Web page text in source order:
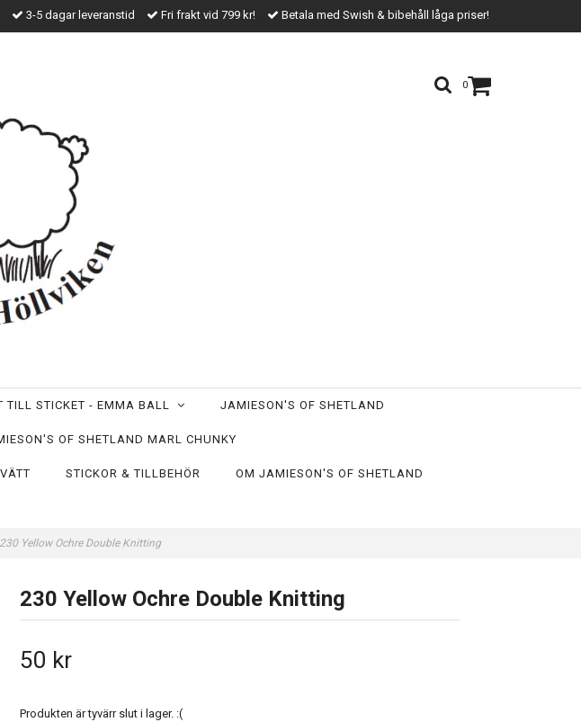
3-5 dagar leveranstid Fri frakt vid 799 kr! Betala med Swish & bibehåll låga priser!
0
TILL STICKET - EMMA BALL JAMIESON'S OF SHETLAND
OF SHETLAND MARL CHUNKY
STICKOR & TILLBEHÖR OM JAMIESON'S OF SHETLAND
230 Yellow Ochre Double Knitting
230 Yellow Ochre Double Knitting
50 kr
Produkten är tyvärr slut i lager. :(